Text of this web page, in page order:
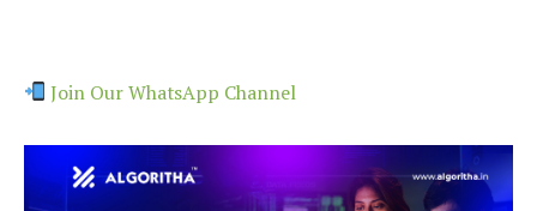
Join Our WhatsApp Channel